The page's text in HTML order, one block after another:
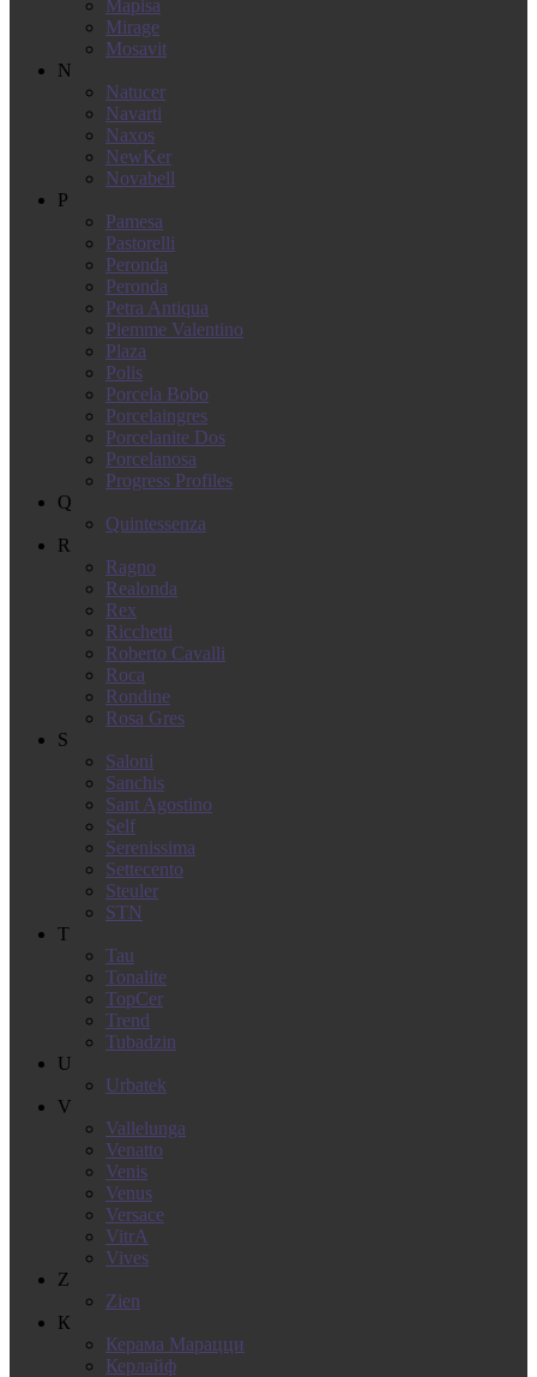
Mapisa
Mirage
Mosavit
N
Natucer
Navarti
Naxos
NewKer
Novabell
P
Pamesa
Pastorelli
Peronda
Peronda
Petra Antiqua
Piemme Valentino
Plaza
Polis
Porcela Bobo
Porcelaingres
Porcelanite Dos
Porcelanosa
Progress Profiles
Q
Quintessenza
R
Ragno
Realonda
Rex
Ricchetti
Roberto Cavalli
Roca
Rondine
Rosa Gres
S
Saloni
Sanchis
Sant Agostino
Self
Serenissima
Settecento
Steuler
STN
T
Tau
Tonalite
TopCer
Trend
Tubadzin
U
Urbatek
V
Vallelunga
Venatto
Venis
Venus
Versace
VitrA
Vives
Z
Zien
К
Керама Марацци
Керлайф